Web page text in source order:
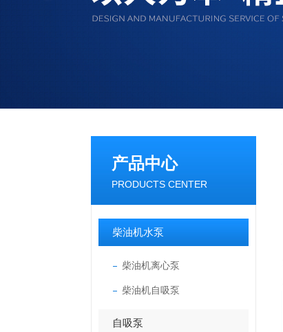
产品中心
PRODUCTS CENTER
柴油机水泵
柴油机离心泵
柴油机自吸泵
自吸泵